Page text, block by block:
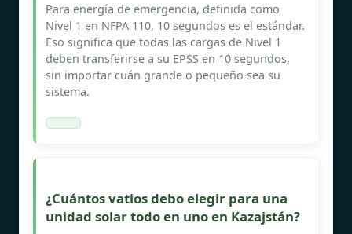
Para energía de emergencia, definida como
Nivel 1 en NFPA 110, 10 segundos es el estándar.
Eso significa que todas las cargas de Nivel 1
deben transferirse a su EPSS en 10 segundos,
sin importar cuán grande o pequeño sea su
sistema.
¿Cuántos vatios debo elegir para una
unidad solar todo en uno en Kazajstán?